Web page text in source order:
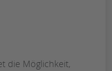
die Möglichkeit,